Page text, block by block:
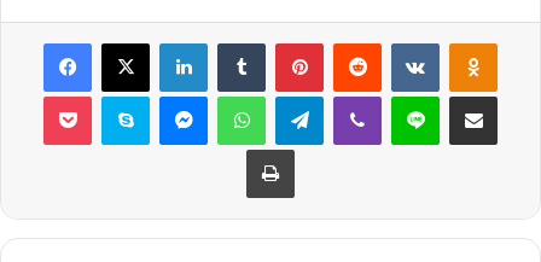
Facebook
X LinkedInTumblr PinterestReddit VKontakte
Pocket Skype MessengerWhatsAppTelegramViber Line E-Posta ile
Yazdır